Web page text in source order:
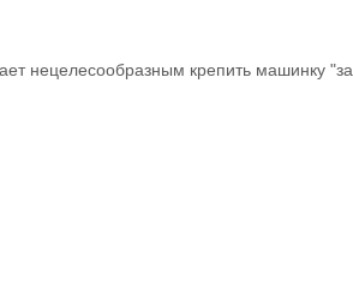
нецелесообразным крепить машинку